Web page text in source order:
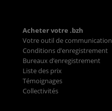
Acheter votre .bzh
Votre outil de communication
Conditions d’enregistrement
Bureaux d’enregistrement
Liste des prix
Témoignages
Collectivités